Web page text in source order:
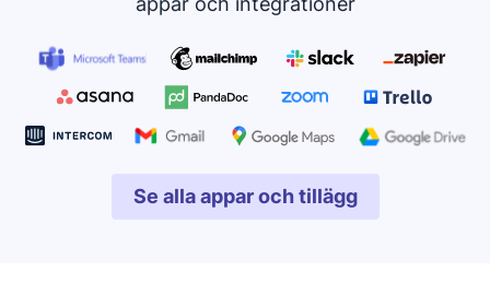
Se alla appar och tillägg
Öppnas i ett nytt fönster